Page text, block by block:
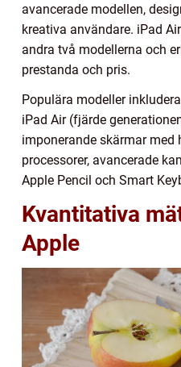
avancerade modellen,
kreativa användare. iPad
andra två modellerna och
prestanda och pris.
Populära modeller
iPad Air (fjärde
imponerande skärmar med
processorer, avancerade
Apple Pencil och Smart
Kvantitativa
Apple